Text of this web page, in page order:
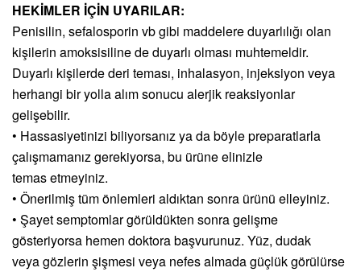
HEKİMLER İÇİN UYARILAR:
Penisilin, sefalosporin vb gibi maddelere duyarlılığı olan
kişilerin amoksisiline de duyarlı olması muhtemeldir.
Duyarlı kişilerde deri teması, inhalasyon, injeksiyon veya
herhangi bir yolla alım sonucu alerjik reaksiyonlar
gelişebilir.
• Hassasiyetinizi biliyorsanız ya da böyle preparatlarla
çalışmamanız gerekiyorsa, bu ürüne elinizle
temas etmeyiniz.
• Önerilmiş tüm önlemleri aldıktan sonra ürünü elleyiniz.
• Şayet semptomlar görüldükten sonra gelişme
gösteriyorsa hemen doktora başvurunuz. Yüz, dudak
veya gözlerin şişmesi veya nefes almada güçlük görülürse